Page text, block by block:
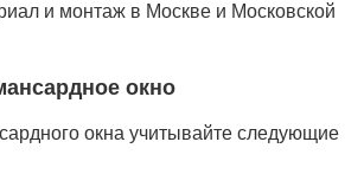
и монтаж в Москве и Московской
окно
окна учитывайте следующие